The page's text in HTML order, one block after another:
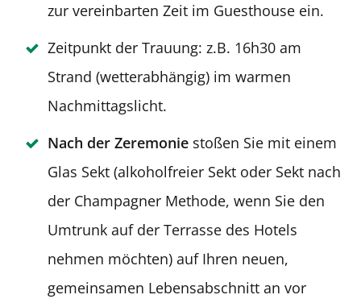
zur vereinbarten Zeit im Guesthouse ein.
Zeitpunkt der Trauung: z.B. 16h30 am
Strand (wetterabhängig) im warmen
Nachmittagslicht.
Nach der Zeremonie stoßen Sie mit einem
Glas Sekt (alkoholfreier Sekt oder Sekt nach
der Champagner Methode, wenn Sie den
Umtrunk auf der Terrasse des Hotels
nehmen möchten) auf Ihren neuen,
gemeinsamen Lebensabschnitt an vor